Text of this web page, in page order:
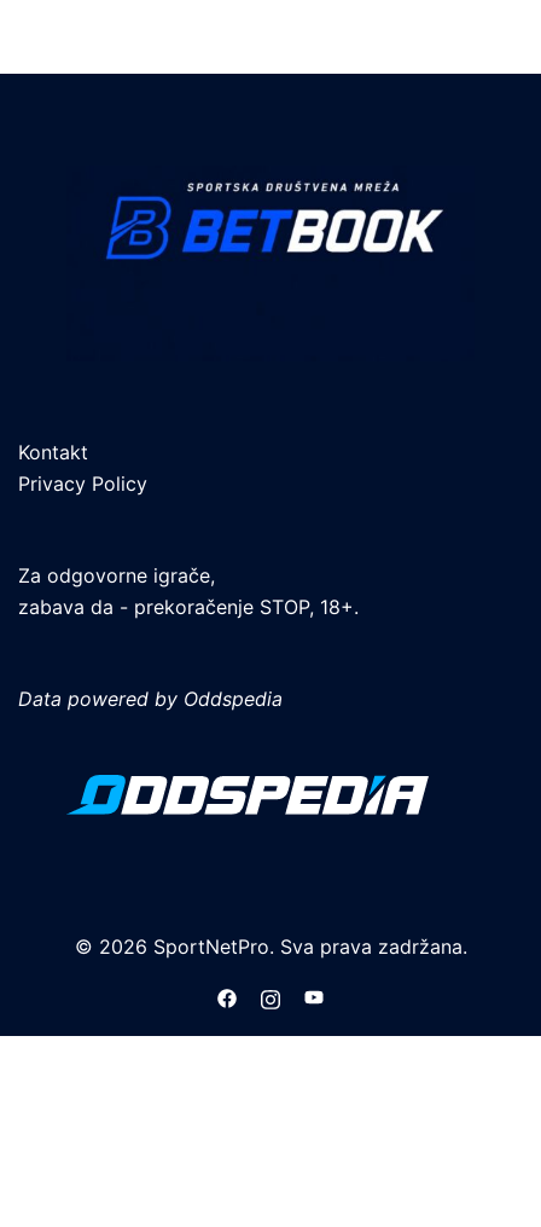
Kontakt
Privacy Policy
Za odgovorne igrače,
zabava da - prekoračenje STOP, 18+.
Data powered by Oddspedia
© 2026 SportNetPro. Sva prava zadržana.